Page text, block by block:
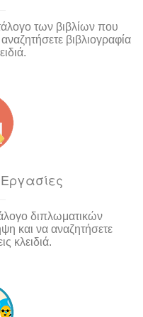
των βιβλίων που
βιβλιογραφία
διπλωματικών
και να αναζητήσετε
κλειδιά.